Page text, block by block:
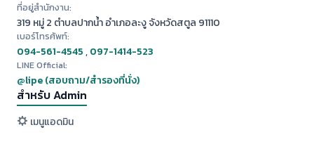
ที่อยู่สำนักงาน:
319 หมู่ 2 ตำบลปากน้ำ อำเภอละงู จังหวัดสตูล 91110
เบอร์โทรศัพท์:
094-561-4545,097-1414-523
LINE Official:
@lipe (สอบถาม/สำรองที่นั่ง)
สำหรับ Admin
เมนูแอดมิน